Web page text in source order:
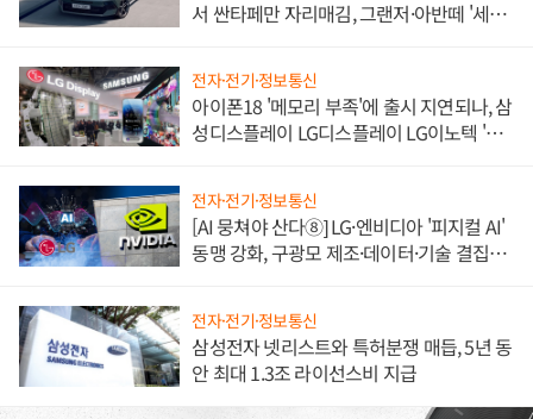
서 싼타페만 자리매김, 그랜저·아반떼 '세단
전자·전기·정보통신
아이폰18 '메모리 부족'에 출시 지연되나, 삼
성디스플레이 LG디스플레이 LG이노텍 '탈
전자·전기·정보통신
[AI 뭉쳐야 산다⑧] LG·엔비디아 '피지컬 AI'
동맹 강화, 구광모 제조·데이터·기술 결집
전자·전기·정보통신
삼성전자 넷리스트와 특허분쟁 매듭, 5년 동
안 최대 1.3조 라이선스비 지급